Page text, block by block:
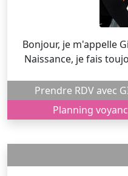
Bonjour, je m'appelle
Naissance, je fais
Planning